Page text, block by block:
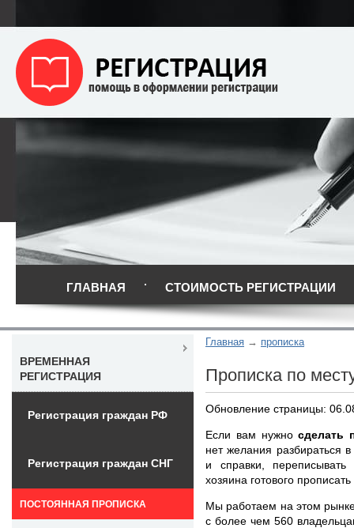
ГЛАВНАЯ СТОИМОСТЬ РЕГИСТРАЦИИ
Главная прописка
Прописка по
Обновление страницы:
Если вам нужносделать
нет желания разбираться
и справки,
хозяина готового
Мы работаем на этом
с более чем 560
ВРЕМЕННАЯ
РЕГИСТРАЦИЯ
Регистрация граждан РФ
Регистрация граждан СНГ
ПОСТОЯННАЯ ПРОПИСКА